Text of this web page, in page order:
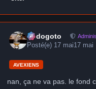
frédogoto
Posté(e) 17 mai17 mai
AVEXIENS
nan, ça ne va pas. le fond